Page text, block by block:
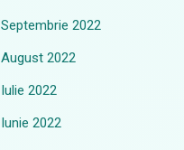
Septembrie 2022
August 2022
Iulie 2022
Iunie 2022